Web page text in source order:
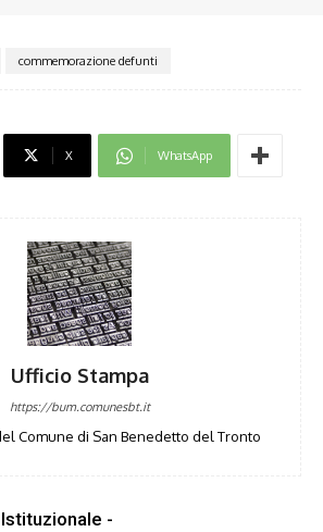
commemorazione defunti
X WhatsApp
Ufficio Stampa
https://bum.comunesbt.it
Comune di San Benedetto del Tronto
-